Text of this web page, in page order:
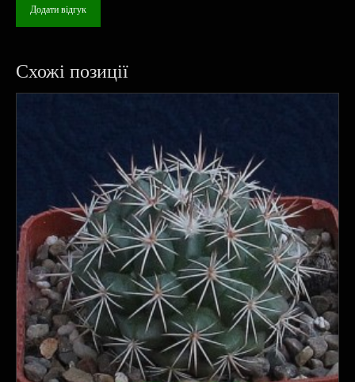
Додати відгук
Схожі позиції